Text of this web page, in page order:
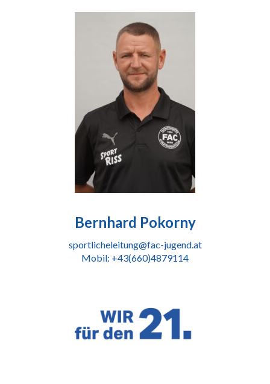
Bernhard Pokorny
sportlicheleitung@fac-jugend.at
Mobil: +43(660)4879114